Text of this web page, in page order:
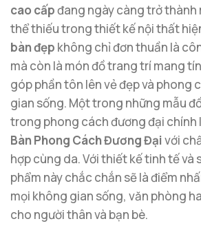
cao cấpđang ngày càng trở thành
thể thiếu trong thiết kế nội thất
bàn đẹp không chỉ đơn thuần là
mà còn là món đồ trang trí mang
góp phần tôn lên vẻ đẹp và phong
gian sống. Một trong những mẫu
trong phong cách đương đại chính
Bàn Phong Cách Đương Đạivới
hợp cùng da. Với thiết kế tinh tế và
phẩm này chắc chắn sẽ là điểm
mọi không gian sống, văn phòng
cho người thân và bạn bè.